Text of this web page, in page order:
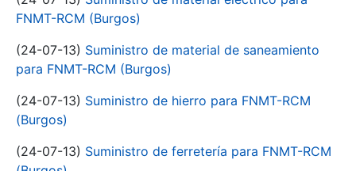
FNMT-RCM (Burgos)
(24-07-13) Suministro de material de saneamiento
para FNMT-RCM (Burgos)
(24-07-13) Suministro de hierro para FNMT-RCM
(Burgos)
(24-07-13) Suministro de ferretería para FNMT-RCM